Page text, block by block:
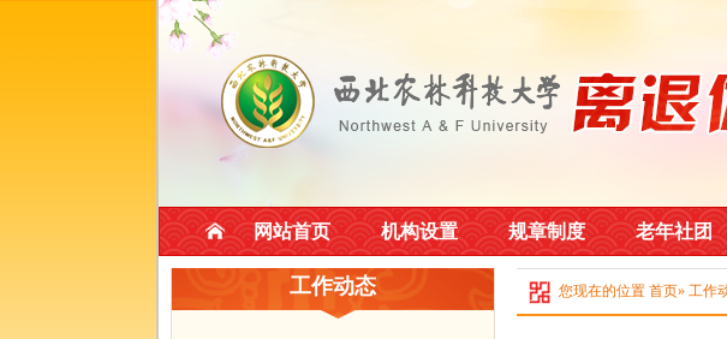
网站首页 机构设置 规章制度 老年社团
工作动态 您现在的位置 首页» 工作